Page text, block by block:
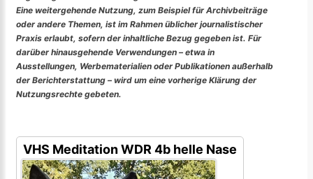
Eine weitergehende Nutzung, zum Beispiel für Archivbeiträge
oder andere Themen, ist im Rahmen üblicher journalistischer
Praxis erlaubt, sofern der inhaltliche Bezug gegeben ist. Für
darüber hinausgehende Verwendungen – etwa in
Ausstellungen, Werbematerialien oder Publikationen außerhalb
der Berichterstattung – wird um eine vorherige Klärung der
Nutzungsrechte gebeten.
VHS Meditation WDR 4b helle Nase